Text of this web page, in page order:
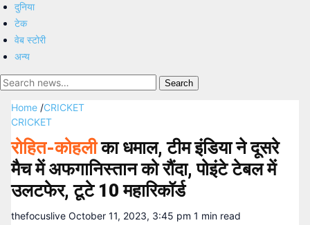
दुनिया
टेक
वेब स्टोरी
अन्य
Search
Home /CRICKET
CRICKET
रोहित-कोहलीका धमाल, टीम इंडिया ने दूसरे
मैच में अफगानिस्तान को रौंदा, पोइंटे टेबल में
उलटफेर, टूटे 10 महारिकॉर्ड
thefocuslive October 11, 2023, 3:45 pm 1 min read